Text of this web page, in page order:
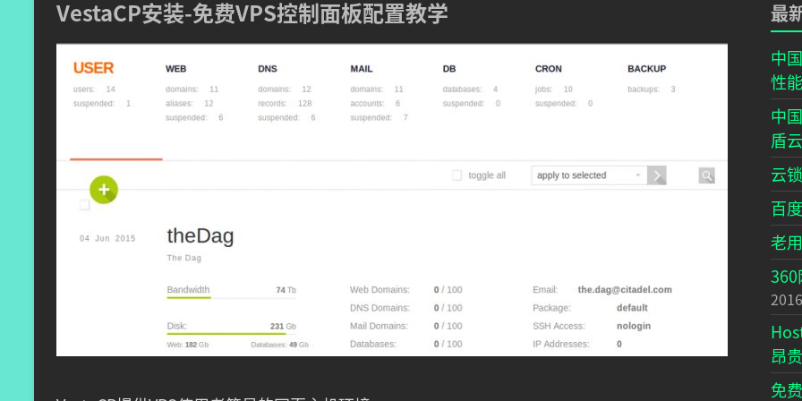
VestaCP安装-免费VPS控制面板配置教学 最
中
性
中
盾
云
百
老
360
昂
免